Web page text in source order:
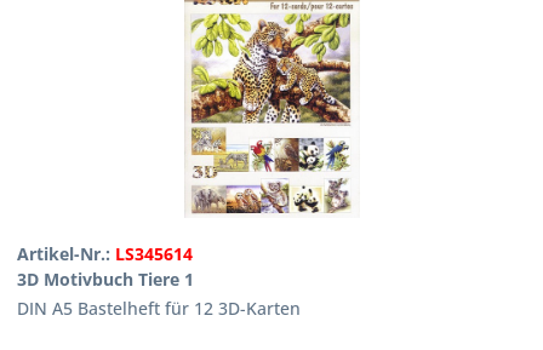
Artikel-Nr.: LS345614
3D Motivbuch Tiere 1
DIN A5 Bastelheft für 12 3D-Karten